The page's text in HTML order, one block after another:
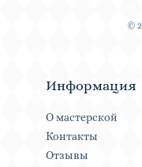
©
Информация
О мастерской
Контакты
Отзывы